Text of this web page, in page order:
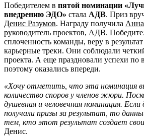
Победителем в пятой номинации
внедрению ЭДО» стала АДВ. Приз
Денис Разумов. Награду получила
руководитель проектов, АДВ.
сплоченность команды, веру в
карьерные треки. Они соблюдали
проекта. А еще праздновали успехи по
поэтому оказались впереди.
«Хочу отметить, что эта номинация
количество споров у членов жюри.
душевная и человечная номинация.
получали призы за результат, то
тем, кто этот результат создает
Денис.